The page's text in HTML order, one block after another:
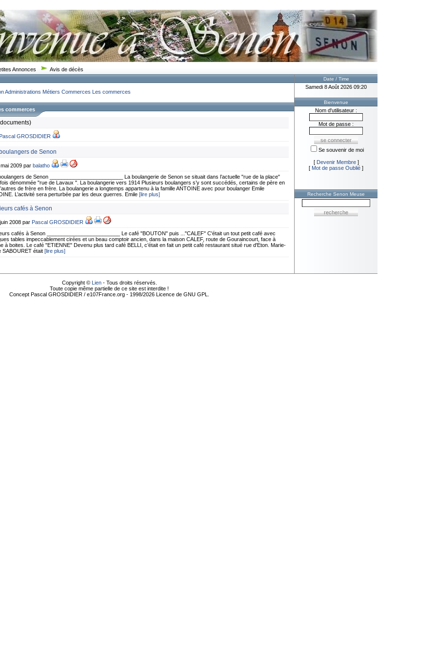
Annonces Avis de décès
Administrations Métiers Commerces Les commerces
commerces
Pascal GROSDIDIER
de Senon
2009 par balatho
de Senon _________________________ La boulangerie de Senon se situait dans l’actuelle "rue de la place"
dénommée "rue de Lavaux ". La boulangerie vers 1914 Plusieurs boulangers s’y sont succédés, certains de père en
de frère en frère. La boulangerie a longtemps appartenu à la famille ANTOINE avec pour boulanger Emile
L’activité sera perturbée par les deux guerres. Emile [lire plus]
cafés à Senon
2008 par Pascal GROSDIDIER
cafés à Senon _________________________ Le café "BOUTON" puis ..."CALEF" C'était un tout petit café avec
tables impeccablement cirées et un beau comptoir ancien, dans la maison CALEF, route de Gouraincourt, face à
à boites. Le café "ETIENNE" Devenu plus tard café BELLI, c’était en fait un petit café restaurant situé rue d'Eton. Marie-
SABOURET était [lire plus]
Date / Time
Samedi 8 Août 2026 09:20
Bienvenue
Nom d'utilisateur :
Mot de passe :
Se souvenir de moi
[ Devenir Membre]
[ Mot de passe Oublié ]
Recherche Senon Meuse
Copyright © Lien- Tous droits réservés.
Toute copie même partielle de ce site est interdite !
Concept Pascal GROSDIDIER / e107France.org - 1998/2026 Licence de GNU GPL.